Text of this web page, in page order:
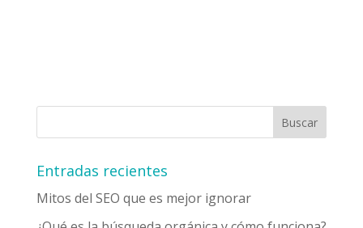
Entradas recientes
Mitos del SEO que es mejor ignorar